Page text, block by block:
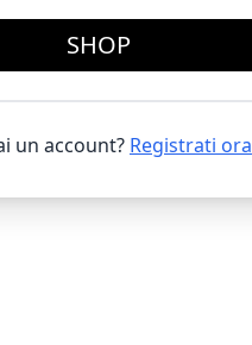
SHOP
un account? Registrati ora